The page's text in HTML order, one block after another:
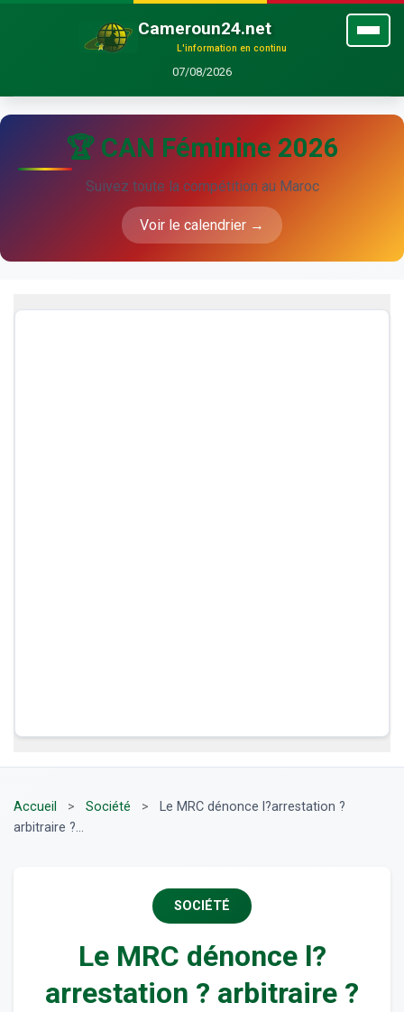
Cameroun24.net
L'information en continu
07/08/2026
🏆 CAN Féminine 2026
Suivez toute la compétition au Maroc
Voir le calendrier →
Accueil > Société >
Le MRC dénonce l?arrestation ?
arbitraire ?...
SOCIÉTÉ
Le MRC dénonce l?
arrestation ? arbitraire ?